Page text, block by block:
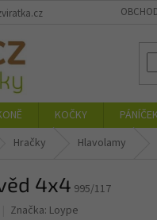
KOČKY
Hračky Hlavolamy
4x4 995/117
Značka: Loype